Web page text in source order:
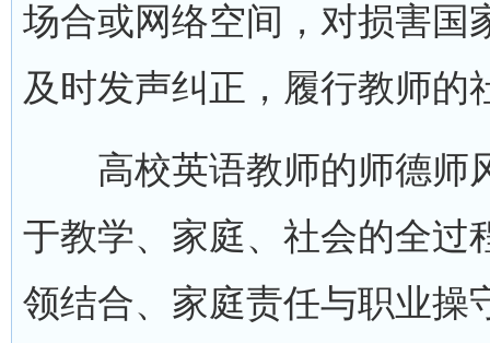
场合或网络空间，对损害国
及时发声纠正，履行教师的
高校英语教师的师德师
于教学、家庭、社会的全过
领结合、家庭责任与职业操